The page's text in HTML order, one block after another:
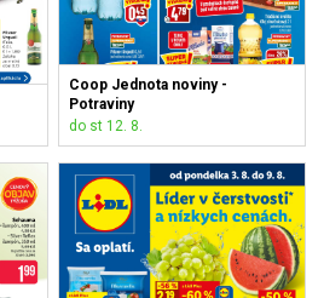
Coop Jednota noviny -
Potraviny
do st 12. 8.